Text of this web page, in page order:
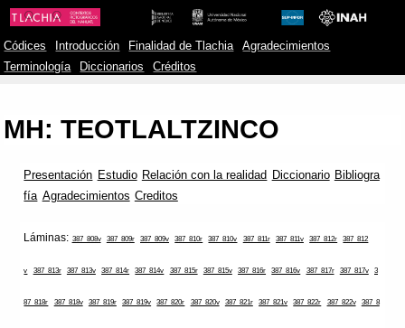
Códices Introducción Finalidad de Tlachia
Agradecimientos
Terminología
Diccionarios Créditos
MH: TEOTLALTZINCO
Presentación Estudio Relación con la realidad Diccionario Bibliogra
fía Agradecimientos Creditos
Láminas: 387_808v 387_809r 387_809v 387_810r 387_810v 387_811r 387_811v 387_812r 387_812
v 387_813r 387_813v 387_814r 387_814v 387_815r 387_815v 387_816r 387_816v 387_817r 387_817v 3
87_818r 387_818v 387_819r 387_819v 387_820r 387_820v 387_821r 387_821v 387_822r 387_822v 387_8